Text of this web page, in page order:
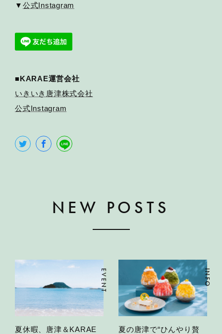
▼ 公式Instagram
■KARAE運営会社
いきいき唐津株式会社
公式Instagram
NEW POSTS
夏休暇、唐津＆KARAE
EVENT
夏の唐津で“ひんやり贅
INFO